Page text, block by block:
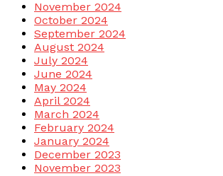
November 2024
October 2024
September 2024
August 2024
July 2024
June 2024
May 2024
April 2024
March 2024
February 2024
January 2024
December 2023
November 2023